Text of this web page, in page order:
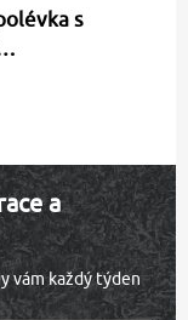
s
a
vám každý týden